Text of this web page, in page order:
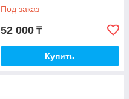
Под заказ
52 000 ₸
Купить